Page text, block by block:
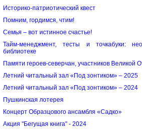
Историко-патриотический квест
Помним, гордимся, чтим!
Семья – вот истинное счастье!
Тайм-менеджмент, тесты и точкабуки:
библиотеке
Памяти героев-северчан, участников Великой
Летний читальный зал «Под зонтиком» – 2025
Летний читальный зал «Под зонтиком» – 2024
Пушкинская лотерея
Концерт Образцового ансамбля «Садко»
Акция "Бегущая книга" - 2024